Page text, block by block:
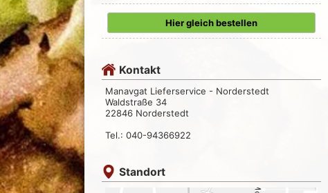
Hier gleich bestellen
Kontakt
Manavgat Lieferservice - Norderstedt
Waldstraße 34
22846 Norderstedt
Tel.: 040-94366922
Standort